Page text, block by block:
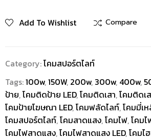
Add To Wishlist Compare
Category:โคมสปอร์ตไลท์
Tags:100w,150W, 200w, 300w, 400w,
ป้าย,โคมติดป้าย LED,โคมติดเสา,โคมติดเ
โคมป้ายโฆษณา LED,โคมฟลัดไลท์,โคมมี่เ
โคมสปอร์ตไลท์,โคมสาดแสง,โคมไฟ,โคมไ
โคมไฟสาดแสง,โคมไฟสาดแสง LED,โคมไ